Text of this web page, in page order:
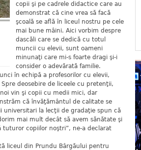
copii şi pe cadrele didactice care au
demonstrat că cine vrea să facă
şcoală se află în liceul nostru pe cele
mai bune mâini. Aici vorbim despre
dascăli care se dedică cu totul
muncii cu elevii, sunt oameni
minunaţi care mi-s foarte dragi şi-i
consider o adevărată familie.
în echipă a profesorilor cu elevii,
deosebire de liceele cu pretenţii,
vin şi copii cu medii mici, dar
că învăţământul de calitate se
universitari la lecţii de gradaţie spun că
mai mult decât să avem sănătate şi
copiilor noştri”, ne-a declarat
liceul din Prundu Bârgăului pentru